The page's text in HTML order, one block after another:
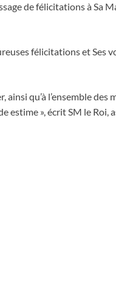
de félicitations à Sa
félicitations et Ses
ainsi qu’à l’ensemble
estime », écrit SM le Roi,